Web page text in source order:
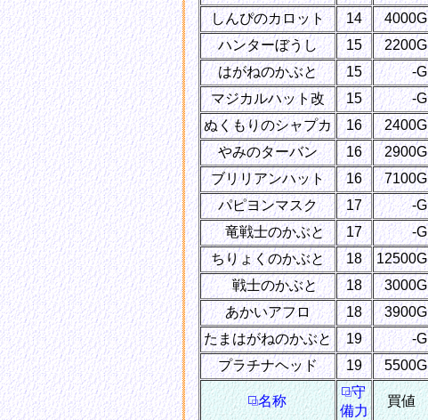
しんぴのカロット
14 4000G
ハンターぼうし
15 2200G
はがねのかぶと
15 -G
マジカルハット改
15 -G
ぬくもりのシャプカ
16 2400G
やみのターバン
16 2900G
ブリリアンハット
16 7100G
パピヨンマスク
17 -G
り竜戦士のかぶと 17 -G
ちりょくのかぶと
18 12500G
せ戦士のかぶと 18 3000G
あかいアフロ
18 3900G
たまはがねのかぶと
19 -G
プラチナヘッド
19 5500G
名称
守
備力
買値